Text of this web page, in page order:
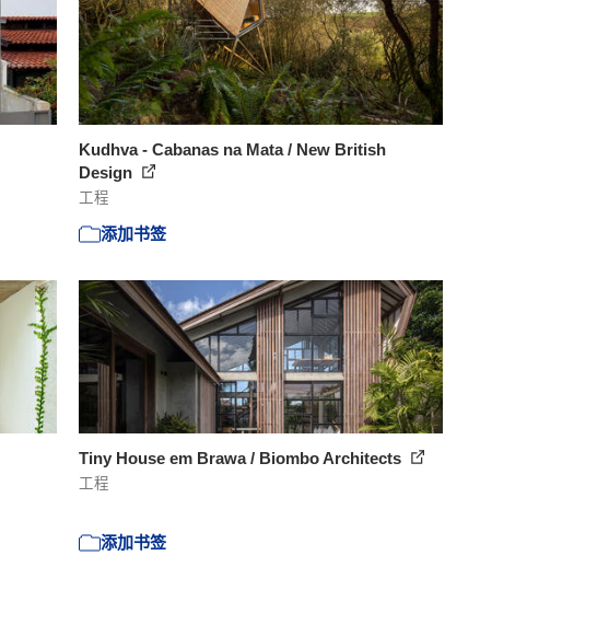
Kudhva - Cabanas na Mata / New British
Design
工程
添加书签
Tiny House em Brawa / Biombo Architects
工程
添加书签